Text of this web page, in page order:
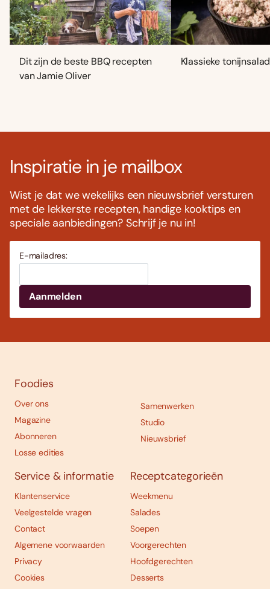
Dit zijn de beste BBQ recepten
van Jamie Oliver
Klassieke
Inspiratie in je mailbox
Wist je dat we wekelijks een nieuwsbrief versturen
met de lekkerste recepten, handige kooktips en
speciale aanbiedingen? Schrijf je nu in!
E-mailadres:
Foodies
Over ons
Magazine
Abonneren
Losse edities
Samenwerken
Studio
Nieuwsbrief
Service & informatie
Klantenservice
Veelgestelde vragen
Contact
Algemene voorwaarden
Privacy
Cookies
Receptcategorieën
Weekmenu
Salades
Soepen
Voorgerechten
Hoofdgerechten
Desserts